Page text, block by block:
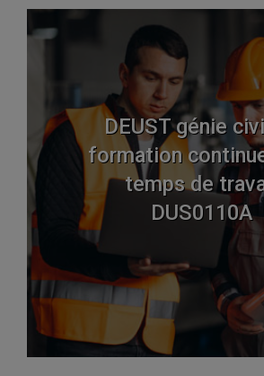
DEUST génie
formation
temps de
DUS0110A